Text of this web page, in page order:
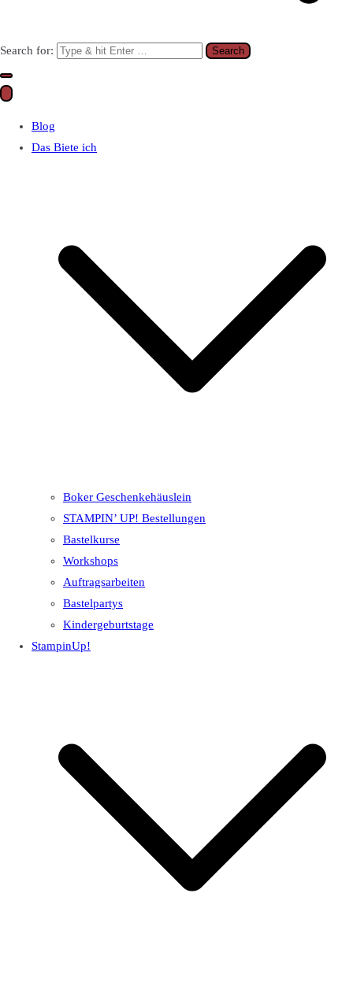
Search for:
Blog
Das Biete ich
Boker Geschenkehäuslein
STAMPIN’ UP! Bestellungen
Bastelkurse
Workshops
Auftragsarbeiten
Bastelpartys
Kindergeburtstage
StampinUp!